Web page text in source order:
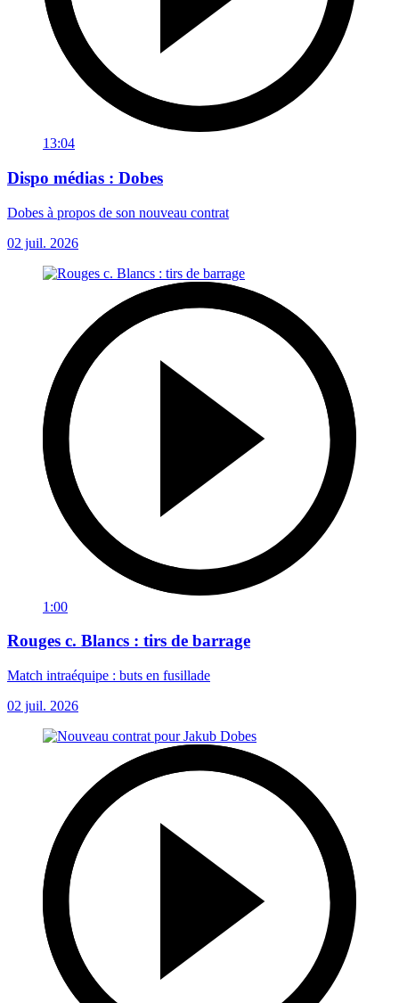
13:04
Dispo médias : Dobes
Dobes à propos de son nouveau contrat
02 juil. 2026
1:00
Rouges c. Blancs : tirs de barrage
Match intraéquipe : buts en fusillade
02 juil. 2026